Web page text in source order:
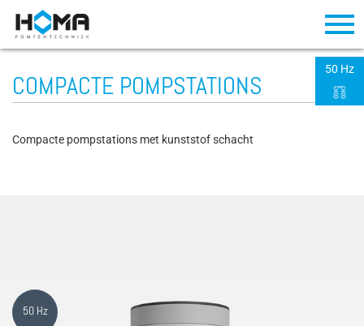
COMPACTE POMPSTATIONS
Compacte pompstations met kunststof schacht
50 Hz
50 Hz